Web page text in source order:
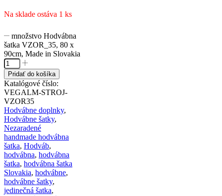
Na sklade ostáva 1 ks
množstvo Hodvábna
šatka VZOR_35, 80 x
90cm, Made in Slovakia
Pridať do košíka
Katalógové číslo:
VEGALM-STROJ-
VZOR35
Hodvábne doplnky,
Hodvábne šatky,
Nezaradené
handmade hodvábna
šatka, Hodváb,
hodvábna, hodvábna
šatka, hodvábna šatka
Slovakia, hodvábne,
hodvábne šatky,
jedinečná šatka,